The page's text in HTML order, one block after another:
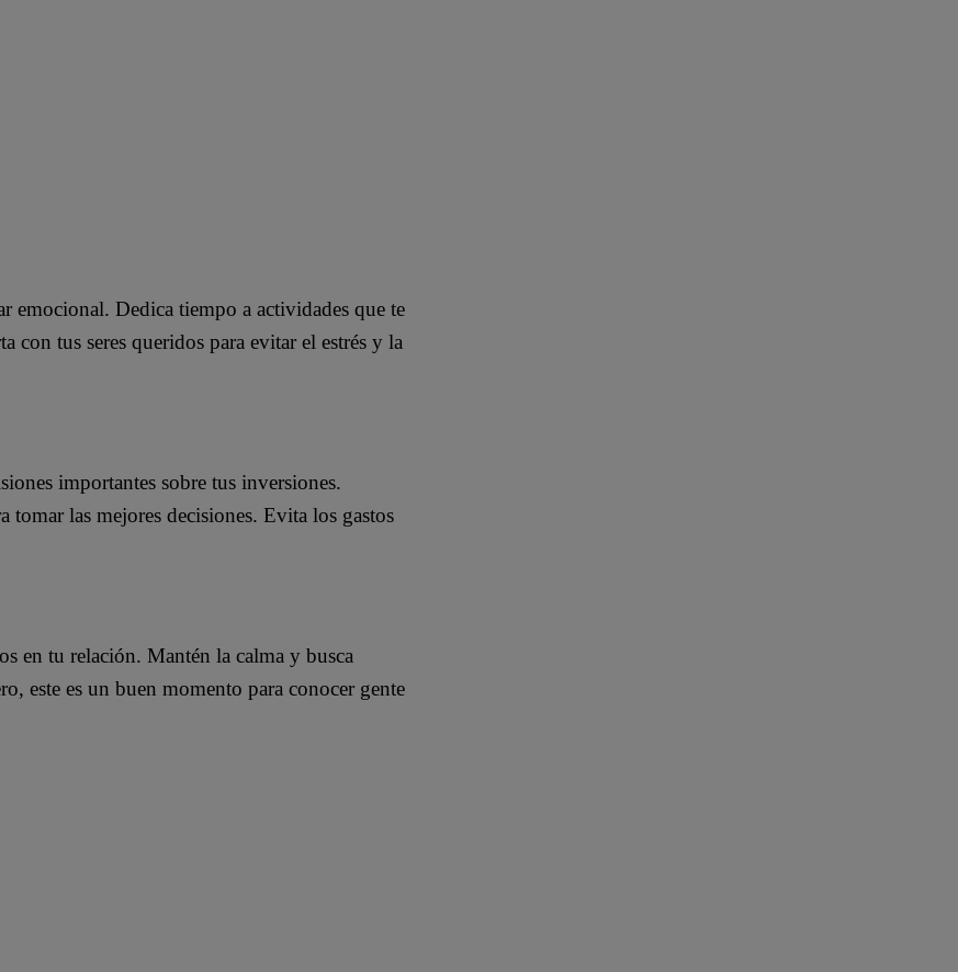
emocional. Dedica tiempo a actividades que te
tus seres queridos para evitar el estrés y la
importantes sobre tus inversiones.
las mejores decisiones. Evita los gastos
en tu relación. Mantén la calma y busca
este es un buen momento para conocer gente